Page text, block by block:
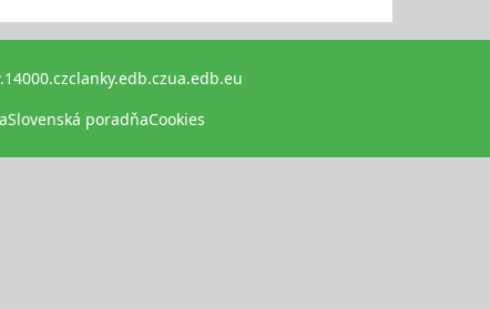
clanky.edb.czua.edb.eu
Slovenská poradňaCookies